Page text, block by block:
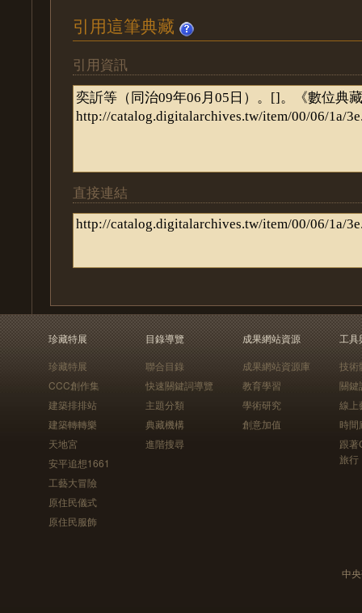
引用這筆典藏
引用資訊
直接連結
珍藏特展
珍藏特展
CCC創作集
建築排排站
建築轉轉樂
天地宮
安平追想1661
工藝大冒險
原住民儀式
原住民服飾
目錄導覽
聯合目錄
快速關鍵詞導覽
主題分類
典藏機構
進階搜尋
成果網站資源
成果網站資源庫
教育學習
學術研究
創意加值
工具
技術
關鍵
線上
時間
跟
旅行
中